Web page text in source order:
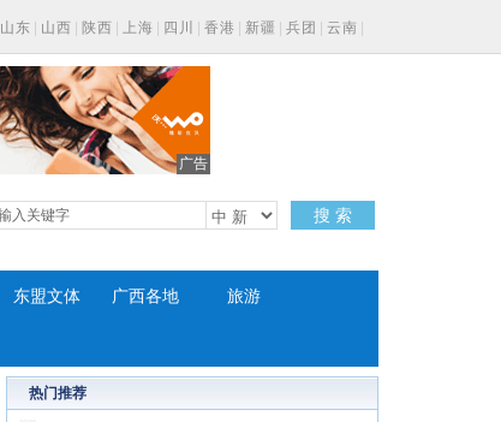
山东 山西 陕西 上海 四川 香港 新疆 兵团 云南
广告
搜 索
东盟文体 广西各地 旅游
热门推荐